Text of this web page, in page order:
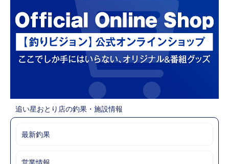
追い星おとり店の釣果・施設情報
最新釣果